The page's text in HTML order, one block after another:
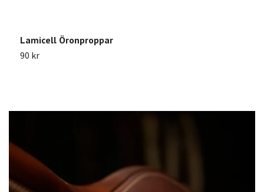
Lamicell Öronproppar
90 kr